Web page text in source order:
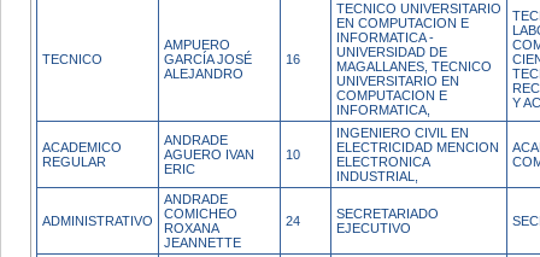
TECNICO
AMPUERO
GARCÍA JOSÉ
ALEJANDRO
16
TECNICO UNIVERSITARIO
EN COMPUTACION E
INFORMATICA -
UNIVERSIDAD DE
MAGALLANES, TECNICO
UNIVERSITARIO EN
COMPUTACION E
INFORMATICA,
Y
ACADEMICO
REGULAR
ANDRADE
AGUERO IVAN
ERIC
10
INGENIERO CIVIL EN
ELECTRICIDAD MENCION
ELECTRONICA
INDUSTRIAL,
ADMINISTRATIVO
ANDRADE
COMICHEO
ROXANA
JEANNETTE
24
SECRETARIADO
EJECUTIVO